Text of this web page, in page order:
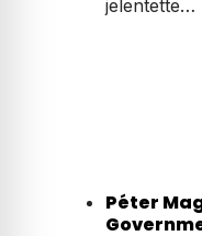
jelentette…
Péter